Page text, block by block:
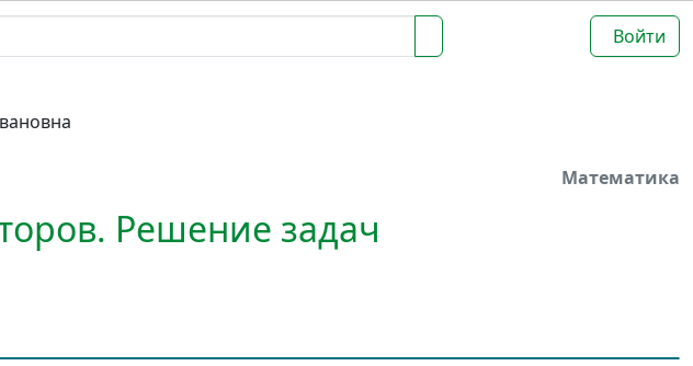
Войти
Математика
Решение задач